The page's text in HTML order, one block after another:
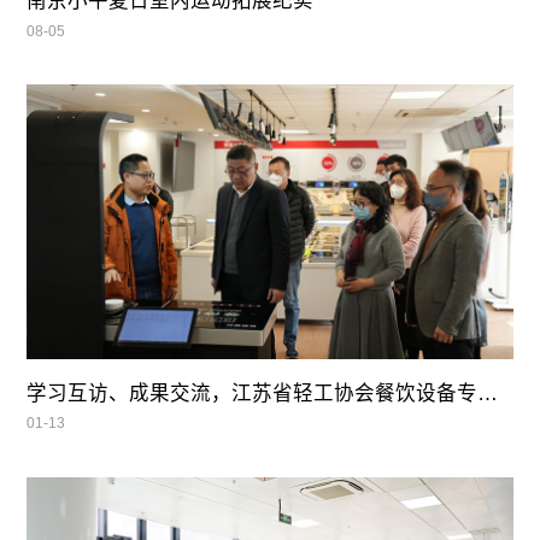
08-05
学习互访、成果交流，江苏省轻工协会餐饮设备专业委员会领导莅临我司参观指导
01-13